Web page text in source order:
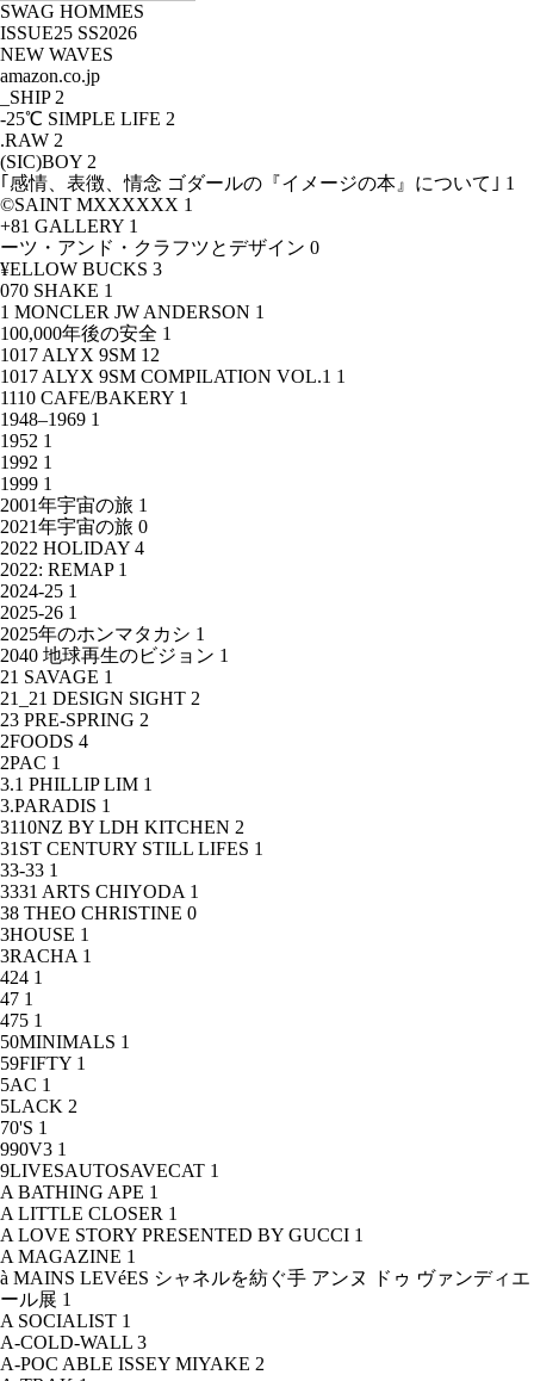
SWAG HOMMES
ISSUE25 SS2026
NEW WAVES
amazon.co.jp
_SHIP 2
-25℃ SIMPLE LIFE 2
.RAW 2
(SIC)BOY 2
｢感情、表徴、情念 ゴダールの『イメージの本』について｣ 1
©SAINT MXXXXXX 1
+81 GALLERY 1
ーツ・アンド・クラフツとデザイン 0
¥ELLOW BUCKS 3
070 SHAKE 1
1 MONCLER JW ANDERSON 1
100,000年後の安全 1
1017 ALYX 9SM 12
1017 ALYX 9SM COMPILATION VOL.1 1
1110 CAFE/BAKERY 1
1948–1969 1
1952 1
1992 1
1999 1
2001年宇宙の旅 1
2021年宇宙の旅 0
2022 HOLIDAY 4
2022: REMAP 1
2024-25 1
2025-26 1
2025年のホンマタカシ 1
2040 地球再生のビジョン 1
21 SAVAGE 1
21_21 DESIGN SIGHT 2
23 PRE-SPRING 2
2FOODS 4
2PAC 1
3.1 PHILLIP LIM 1
3.PARADIS 1
3110NZ BY LDH KITCHEN 2
31ST CENTURY STILL LIFES 1
33-33 1
3331 ARTS CHIYODA 1
38 THEO CHRISTINE 0
3HOUSE 1
3RACHA 1
424 1
47 1
475 1
50MINIMALS 1
59FIFTY 1
5AC 1
5LACK 2
70'S 1
990V3 1
9LIVESAUTOSAVECAT 1
A BATHING APE 1
A LITTLE CLOSER 1
A LOVE STORY PRESENTED BY GUCCI 1
A MAGAZINE 1
à MAINS LEVéES シャネルを紡ぐ手 アンヌ ドゥ ヴァンディエ
ール展 1
A SOCIALIST 1
A-COLD-WALL 3
A-POC ABLE ISSEY MIYAKE 2